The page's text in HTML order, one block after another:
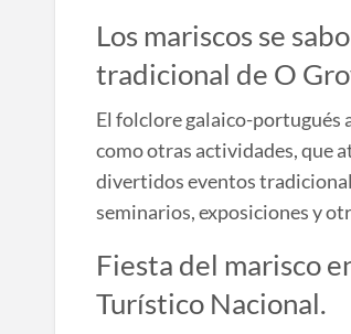
Los mariscos se
tradicional de O
El folclore galaico-portugués
como otras actividades, que
divertidos eventos
seminarios, exposiciones y
Fiesta del marisco
Turístico Nacional.